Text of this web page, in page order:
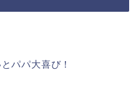
パパ大喜び！